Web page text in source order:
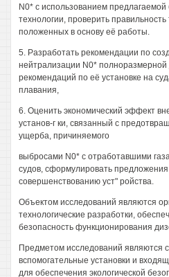
N0* с использованием предлагаемой
технологии, проверить
положенных в основу её работы.
5. Разработать рекомендации по
нейтрализации N0* полноразмерной
рекомендаций по её установке на
плавания,
6. Оценить экономический эффект
установ-г ки, связанный с
ущерба, причиняемого
выбросами N0* с отработавшими
судов, сформулировать
совершенствованию уст" ройства.
Объектом исследований являются
технологические разработки,
безопасность функционирования
Предметом исследований являются
вспомогательные установки и
для обеспечения экологической